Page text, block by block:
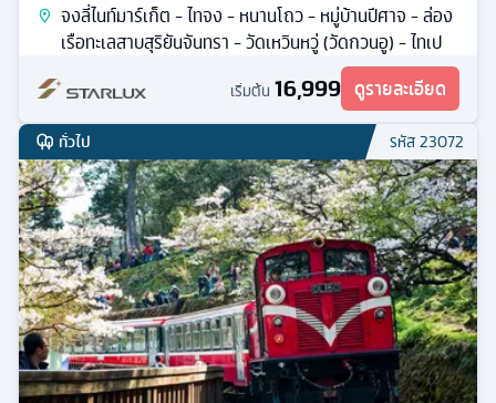
จงลี่ไนท์มาร์เก็ต - ไทจง - หนานโถว - หมู่บ้านปีศาจ - ล่อง
เรือทะเลสาบสุริยันจันทรา - วัดเหวินหวู่ (วัดกวนอู) - ไทเป
เริ่มต้น 16,999 ดูรายละเอียด
ทั่วไป รหัส23072